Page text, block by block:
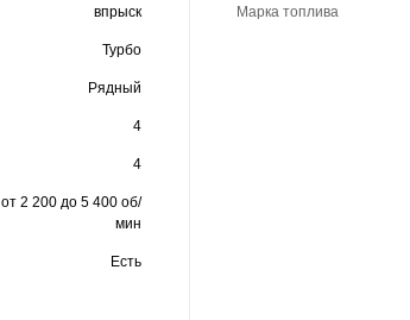
впрыск
Турбо
Рядный
4
4
от 2 200 до 5 400 об/
мин
Есть
Марка топлива